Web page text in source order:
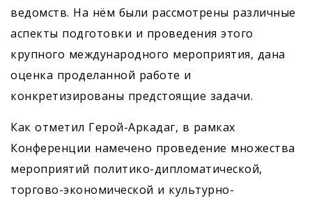
ведомств. На нём были рассмотрены различные
аспекты подготовки и проведения этого
крупного международного мероприятия, дана
оценка проделанной работе и
конкретизированы предстоящие задачи.
Как отметил Герой-Аркадаг, в рамках
Конференции намечено проведение множества
мероприятий политико-дипломатической,
торгово-экономической и культурно-